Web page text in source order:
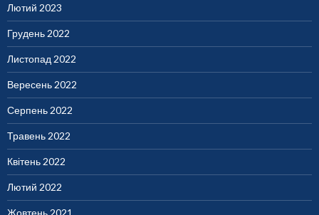
Лютий 2023
Грудень 2022
Листопад 2022
Вересень 2022
Серпень 2022
Травень 2022
Квітень 2022
Лютий 2022
Жовтень 2021